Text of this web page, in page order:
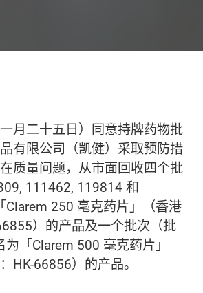
月二十五日）同意持牌药物批
有限公司（凯健）采取预防措
质量问题，从市面回收四个批
111462, 119814 和
Clarem 250 毫克药片」（香港
）的产品及一个批次（批
「Clarem 500 毫克药片」
HK-66856）的产品。